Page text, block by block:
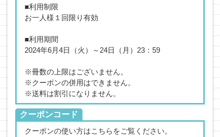
■利用制限
お一人様１回限り有効
■利用期間
2024年6月4日（火）～24日（月）23：59
※冊数の上限はございません。
※クーポンの併用はできません。
※送料は割引になりません。
クーポンコード
クーポンの使い方はこちらをご覧ください。